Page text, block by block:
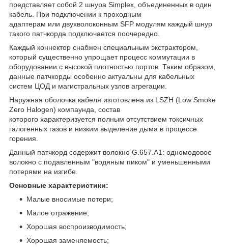
представляет собой 2 шнура Simplex, объединенных в один
кабель. При подключении к проходным
адаптерам или двухволоконным SFP модулям каждый шнур
такого патчкорда подключается поочередно.
Каждый коннектор снабжен специальным экстрактором,
который существенно упрощает процесс коммутации в
оборудовании с высокой плотностью портов. Таким образом,
данные патчкорды особенно актуальны для кабельных
систем ЦОД и магистральных узлов агрегации.
Наружная оболочка кабеля изготовлена из LSZH (Low Smoke
Zero Halogen) компаунда, состав
которого характеризуется полным отсутствием токсичных
галогенных газов и низким выделение дыма в процессе
горения.
Данный патчкорд содержит волокно G.657.А1: одномодовое
волокно с подавленным "водяным пиком" и уменьшенными
потерями на изгибе.
Основные характеристики:
Малые вносимые потери;
Малое отражение;
Хорошая воспроизводимость;
Хорошая заменяемость;